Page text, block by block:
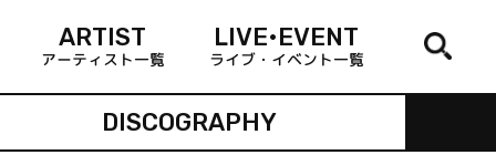
ARTIST
アーティスト一覧
LIVE•EVENT
ライブ・イベント一覧
DISCOGRAPHY